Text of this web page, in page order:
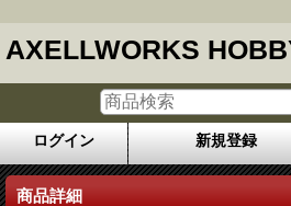
AXELLWORKS
ログイン 新規登録
商品詳細